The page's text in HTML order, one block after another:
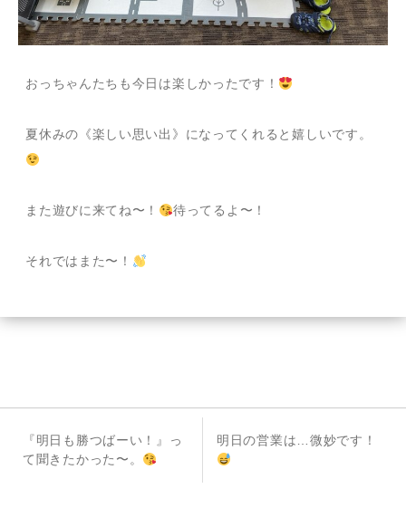
おっちゃんたちも今日は楽しかったです！
夏休みの《楽しい思い出》になってくれると嬉しいです。
また遊びに来てね〜！ 待ってるよ〜！
それではまた〜！
前
の
『明日も勝つばーい！』っ
て聞きたかった〜。
次
の
明日の営業は…微妙です！